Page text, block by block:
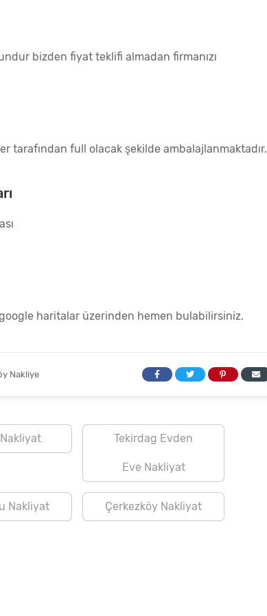
bizden fiyat teklifi almadan firmanızı
tarafından full olacak şekilde ambalajlanmaktadır.
haritalar üzerinden hemen bulabilirsiniz.
Nakliye
Tekirdag Evden
Eve Nakliyat
Nakliyat Çerkezköy Nakliyat